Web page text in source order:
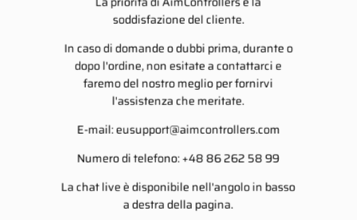
soddisfazione del cliente.
In caso di domande o dubbi prima, durante o
dopo l'ordine, non esitate a contattarci e
faremo del nostro meglio per fornirvi
l'assistenza che meritate.
E-mail:eusupport@aimcontrollers.com
Numero di telefono: +48 86 262 58 99
La chat live è disponibile nell'angolo in basso
a destra della pagina.